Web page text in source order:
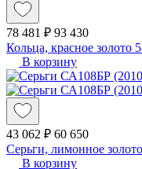
78 481 ₽ 93 430
Кольца, красное золото
В корзину
43 062 ₽ 60 650
Серьги, лимонное
В корзину